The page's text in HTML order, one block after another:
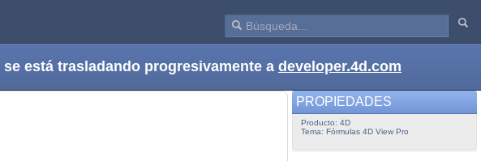
está trasladando progresivamente a developer.4d.com
PROPIEDADES
Producto: 4D
Tema: Fórmulas 4D View Pro